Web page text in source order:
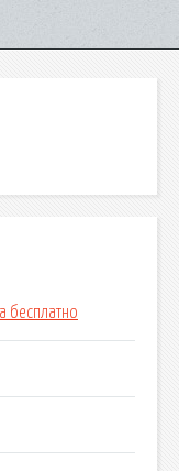
бесплатно